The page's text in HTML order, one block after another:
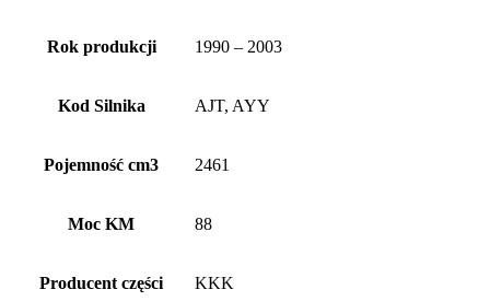
Rok produkcji 1990 – 2003
Kod Silnika AJT, AYY
Pojemność cm3 2461
Moc KM 88
Producent części KKK